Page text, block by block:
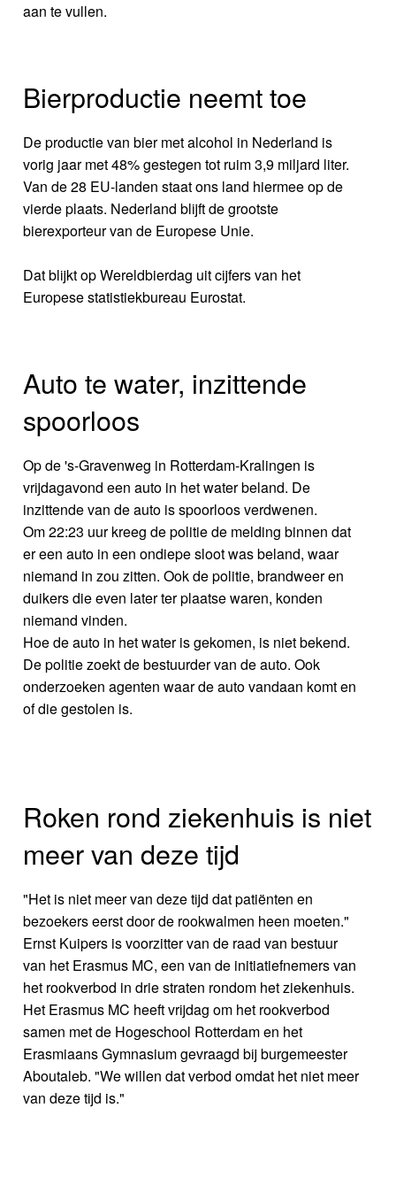
aan te vullen.
Bierproductie neemt toe
De productie van bier met alcohol in Nederland is
vorig jaar met 48% gestegen tot ruim 3,9 miljard liter.
Van de 28 EU-landen staat ons land hiermee op de
vierde plaats. Nederland blijft de grootste
bierexporteur van de Europese Unie.
Dat blijkt op Wereldbierdag uit cijfers van het
Europese statistiekbureau Eurostat.
Auto te water, inzittende
spoorloos
Op de 's-Gravenweg in Rotterdam-Kralingen is
vrijdagavond een auto in het water beland. De
inzittende van de auto is spoorloos verdwenen.
Om 22:23 uur kreeg de politie de melding binnen dat
er een auto in een ondiepe sloot was beland, waar
niemand in zou zitten. Ook de politie, brandweer en
duikers die even later ter plaatse waren, konden
niemand vinden.
Hoe de auto in het water is gekomen, is niet bekend.
De politie zoekt de bestuurder van de auto. Ook
onderzoeken agenten waar de auto vandaan komt en
of die gestolen is.
Roken rond ziekenhuis is niet
meer van deze tijd
"Het is niet meer van deze tijd dat patiënten en
bezoekers eerst door de rookwalmen heen moeten."
Ernst Kuipers is voorzitter van de raad van bestuur
van het Erasmus MC, een van de initiatiefnemers van
het rookverbod in drie straten rondom het ziekenhuis.
Het Erasmus MC heeft vrijdag om het rookverbod
samen met de Hogeschool Rotterdam en het
Erasmiaans Gymnasium gevraagd bij burgemeester
Aboutaleb. "We willen dat verbod omdat het niet meer
van deze tijd is."